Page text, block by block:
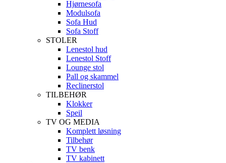
Hjørnesofa
Modulsofa
Sofa Hud
Sofa Stoff
STOLER
Lenestol hud
Lenestol Stoff
Lounge stol
Pall og skammel
Reclinerstol
TILBEHØR
Klokker
Speil
TV OG MEDIA
Komplett løsning
Tilbehør
TV benk
TV kabinett